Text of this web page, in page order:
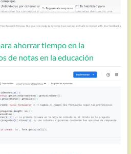
ahorrar tiempo en la
de notas en la educación